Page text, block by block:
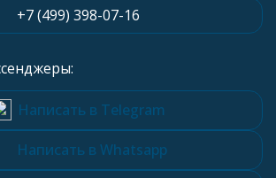
+7 (499) 398-07-16
Написать в Telegram
Написать в Whatsapp